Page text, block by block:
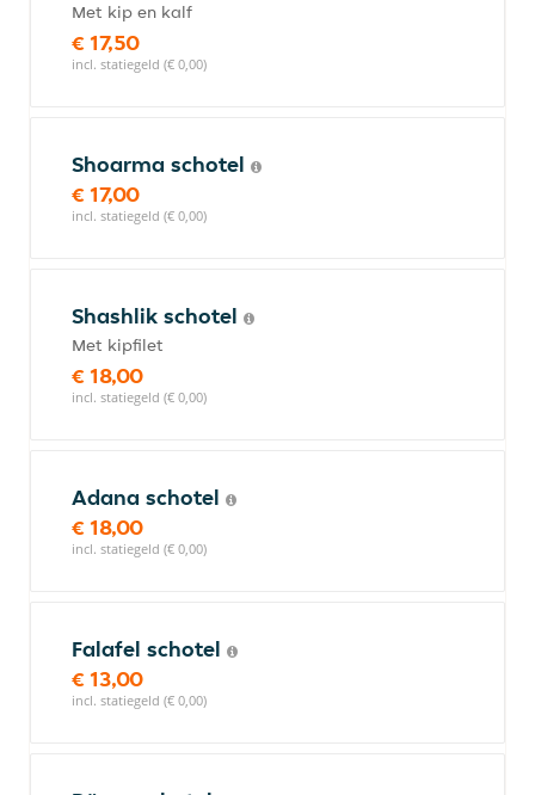
Met kip en kalf
€ 17,50
incl. statiegeld (€ 0,00)
Shoarma schotel
€ 17,00
incl. statiegeld (€ 0,00)
Shashlik schotel
Met kipfilet
€ 18,00
incl. statiegeld (€ 0,00)
Adana schotel
€ 18,00
incl. statiegeld (€ 0,00)
Falafel schotel
€ 13,00
incl. statiegeld (€ 0,00)